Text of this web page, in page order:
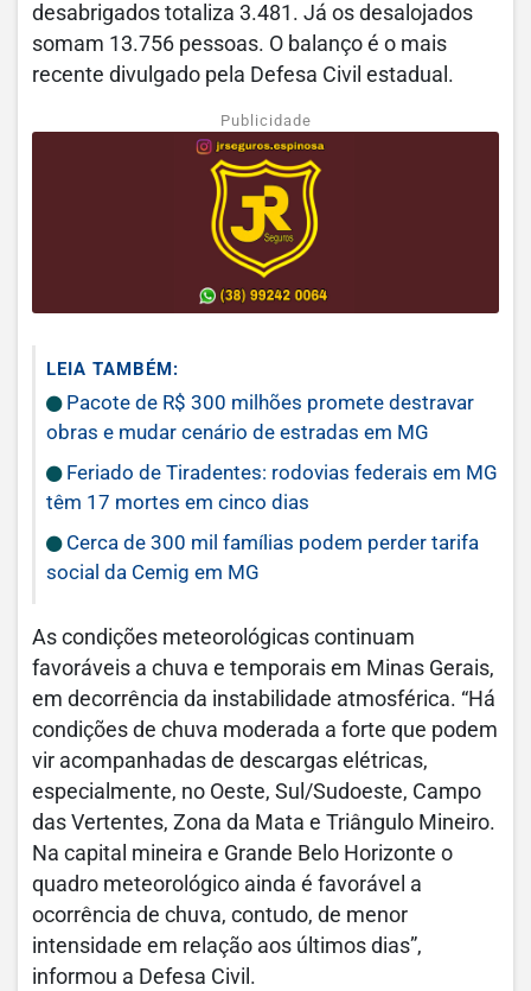
desabrigados totaliza 3.481. Já os desalojados
somam 13.756 pessoas. O balanço é o mais
recente divulgado pela Defesa Civil estadual.
Publicidade
LEIA TAMBÉM:
Pacote de R$ 300 milhões promete destravar
obras e mudar cenário de estradas em MG
Feriado de Tiradentes: rodovias federais em MG
têm 17 mortes em cinco dias
Cerca de 300 mil famílias podem perder tarifa
social da Cemig em MG
As condições meteorológicas continuam
favoráveis a chuva e temporais em Minas Gerais,
em decorrência da instabilidade atmosférica. “Há
condições de chuva moderada a forte que podem
vir acompanhadas de descargas elétricas,
especialmente, no Oeste, Sul/Sudoeste, Campo
das Vertentes, Zona da Mata e Triângulo Mineiro.
Na capital mineira e Grande Belo Horizonte o
quadro meteorológico ainda é favorável a
ocorrência de chuva, contudo, de menor
intensidade em relação aos últimos dias”,
informou a Defesa Civil.